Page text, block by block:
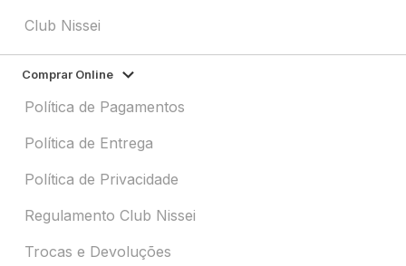
Club Nissei
Comprar Online
Política de Pagamentos
Política de Entrega
Política de Privacidade
Regulamento Club Nissei
Trocas e Devoluções